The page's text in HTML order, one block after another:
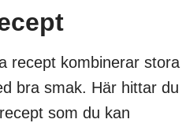
recept kombinerar stora
bra smak. Här hittar du
som du kan